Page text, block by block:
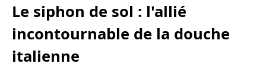
Le siphon de sol : l'allié
incontournable de la douche
italienne